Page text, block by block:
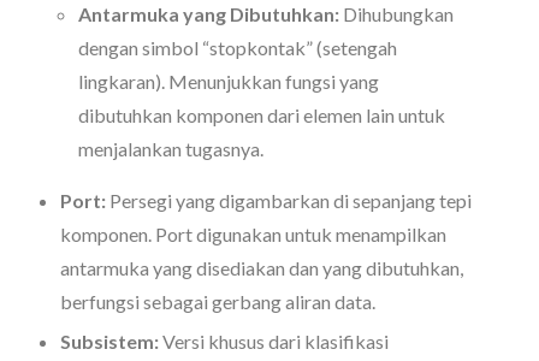
Antarmuka yang Dibutuhkan: Dihubungkan
dengan simbol “stopkontak” (setengah
lingkaran). Menunjukkan fungsi yang
dibutuhkan komponen dari elemen lain untuk
menjalankan tugasnya.
Port: Persegi yang digambarkan di sepanjang tepi
komponen. Port digunakan untuk menampilkan
antarmuka yang disediakan dan yang dibutuhkan,
berfungsi sebagai gerbang aliran data.
Subsistem:Versi khusus dari klasifikasi